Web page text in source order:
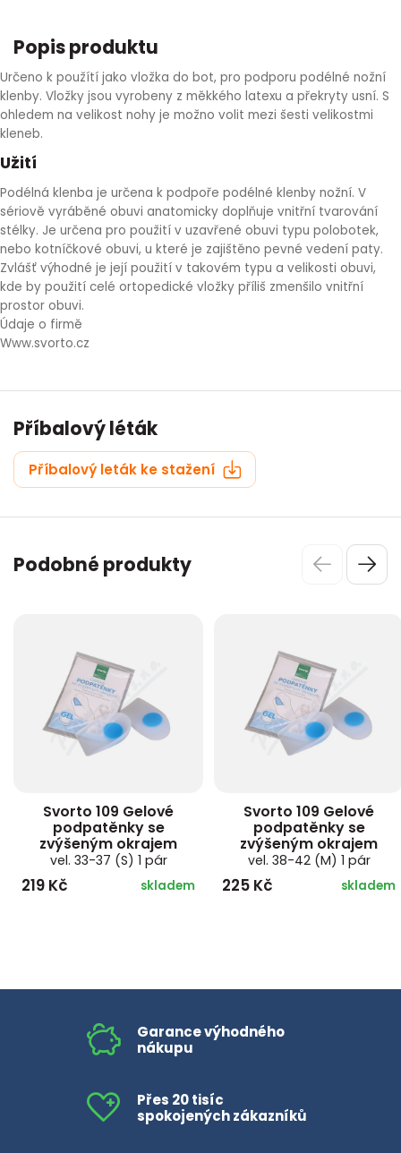
ČESNEK
ŠÍPEK
DETOXIKAČNÍ OČISTA ORGANISMU
ŠTÍTNÁ ŽLÁZA
MACA
STRIE A CELULITIDA
PÉČE O POPRSÍ
Popis produktu
Určeno k použítí jako vložka do bot, pro podporu podélné nožní
klenby. Vložky jsou vyrobeny z měkkého latexu a překryty usní. S
ohledem na velikost nohy je možno volit mezi šesti velikostmi
kleneb.
Užití
Podélná klenba je určena k podpoře podélné klenby nožní. V
sériově vyráběné obuvi anatomicky doplňuje vnitřní tvarování
stélky. Je určena pro použití v uzavřené obuvi typu polobotek,
nebo kotníčkové obuvi, u které je zajištěno pevné vedení paty.
Zvlášť výhodné je její použití v takovém typu a velikosti obuvi,
kde by použití celé ortopedické vložky příliš zmenšilo vnitřní
prostor obuvi.
Údaje o firmě
Www.svorto.cz
Příbalový léták
Příbalový leták ke stažení
Podobné produkty
Svorto 109 Gelové
podpatěnky se
zvýšeným okrajem
vel. 33-37 (S) 1 pár
219 Kč skladem
Svorto 109 Gelové
podpatěnky se
zvýšeným okrajem
vel. 38-42 (M) 1 pár
225 Kč skladem
Garance výhodného
nákupu
Přes 20 tisíc
spokojených zákazníků